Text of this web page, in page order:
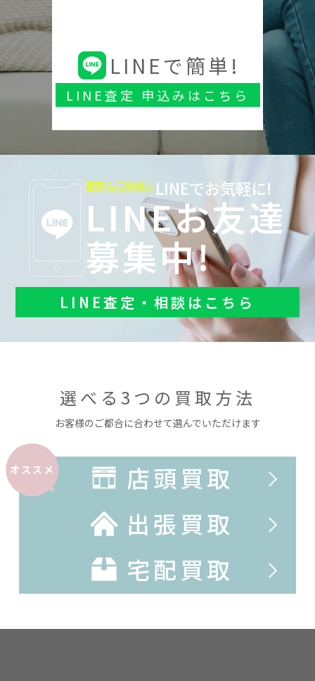
LINEで簡単!
LINE査定 申込みはこちら
査定もご相談も LINEでお気軽に!
LINEお友達
募集中!
LINE査定・相談はこちら
選べる3つの買取方法
お客様のご都合に合わせて選んでいただけます
オススメ
店頭買取
出張買取
宅配買取